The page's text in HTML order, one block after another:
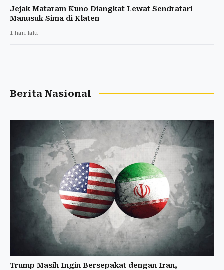
Jejak Mataram Kuno Diangkat Lewat Sendratari
Manusuk Sima di Klaten
1 hari lalu
Berita Nasional
Trump Masih Ingin Bersepakat dengan Iran,